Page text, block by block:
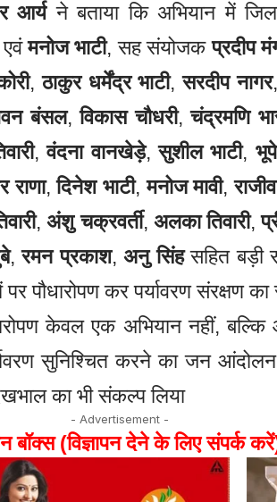
आर्यने बताया कि अभियान में
मनोज भाटी, सह संयोजकप्रदीप
,ठाकुर धर्मेंद्र भाटी,सरदीप नागर
बंसल,विकास चौधरी,चंद्रमणि
,वंदना वानखेड़े,सुशील भाटी,
राणा,दिनेश भाटी,मनोज मावी,
,अंशु चक्रवर्ती, अलका तिवारी,
,रमन प्रकाश,अनु सिंहसहित बड़ी
पौधारोपण कर पर्यावरण संरक्षण
केवल एक अभियान नहीं, बल्कि
सुनिश्चित करने का जन
का भी संकल्प लिया
- Advertisement -
बॉक्स (विज्ञापन देने के लिए संपर्क